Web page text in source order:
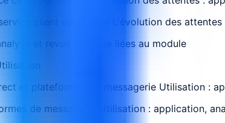
client numérique L'évolution des
et revue pratique liées au module
et plateformes de messagerie Utilisation :
de messagerie Utilisation : application,